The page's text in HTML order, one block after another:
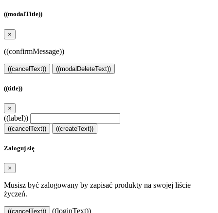
((modalTitle))
×
((confirmMessage))
((cancelText)) ((modalDeleteText))
((title))
×
((label))
((cancelText)) ((createText))
Zaloguj się
×
Musisz być zalogowany by zapisać produkty na swojej liście
życzeń.
((cancelText)) ((loginText))